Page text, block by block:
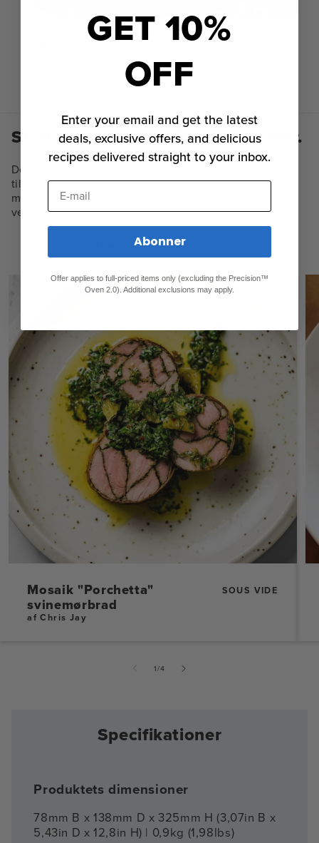
Steg for at brune eller tilføj tekstur efter ønske.
Start med vores yndlingsopskrifter.
Det er sjovt og nemt at bruge de forudindstillede
tilstande ovenfor til at eksperimentere derhjemme,
men vi har også udviklet masser af opskrifter, så du
ved præcis, hvor du skal starte.
Udforsk opskrifter
Mosaik "Porchetta"
svinemørbrad
SOUS VIDE
af Chris Jay
1/af
4
Specifikationer
Produktets dimensioner
78mm B x 138mm D x 325mm H (3,07in B x
5,43in D x 12,8in H) | 0,9kg (1,98lbs)
GET 10%
OFF
Enter your email and get the latest
deals, exclusive offers, and delicious
recipes delivered straight to your inbox.
E-mail
Abonner
Offer applies to full-priced items only (excluding the Precision™
Oven 2.0). Additional exclusions may apply.